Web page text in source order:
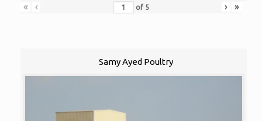
« ‹ of 5 › »
Samy Ayed Poultry